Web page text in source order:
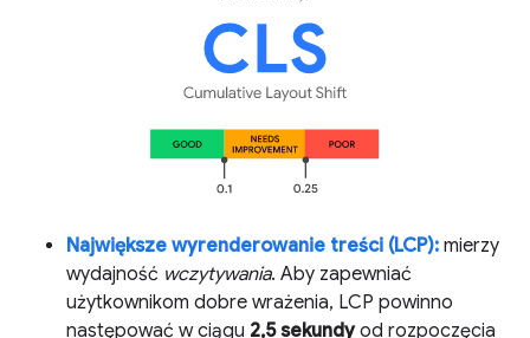
Największe wyrenderowanie treści (LCP): mierzy
wydajność wczytywania. Aby zapewniać
użytkownikom dobre wrażenia, LCP powinno
następować w ciągu 2,5 sekundyod rozpoczęcia